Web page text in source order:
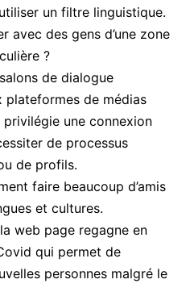
un filtre linguistique.
avec des gens d’une zone
?
de dialogue
plateformes de médias
une connexion
de processus
de profils.
faire beaucoup d’amis
et cultures.
web page regagne en
qui permet de
personnes malgré le